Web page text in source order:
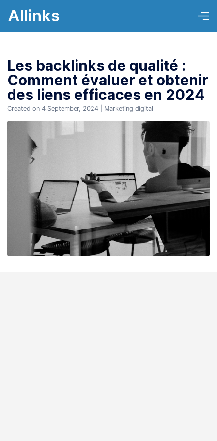
Allinks
Les backlinks de qualité :
Comment évaluer et obtenir
des liens efficaces en 2024
Created on 4 September, 2024 Marketing digital